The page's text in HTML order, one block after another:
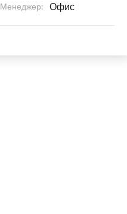
Менеджер: Офис